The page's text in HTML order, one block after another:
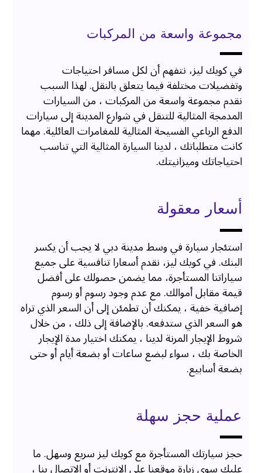
مجموعة واسعة من المركبات
في كويك ليز، نتفهم أن لكل مسافر احتياجات
وتفضيلات مختلفة فيما يتعلق بالنقل. لهذا السبب
نقدم مجموعة واسعة من المركبات ، من السيارات
المدمجة المثالية للتنقل في شوارع المدينة إلى سيارات
الدفع الرباعي الفسيحة المثالية للمغامرات العائلية. مهما
كانت متطلباتك ، لدينا السيارة المثالية التي تناسب
احتياجاتك وميزانيتك.
أسعار معقولة
استئجار سيارة في وسط مدينة دبي لا يجب أن يكسر
البنك. في كويك ليز، نقدم أسعارا تنافسية على جميع
سياراتنا المستأجرة، مما يضمن حصولك على أفضل
قيمة مقابل أموالك. مع عدم وجود رسوم أو رسوم
إضافية خفية ، يمكنك أن تطمئن إلى أن السعر الذي تراه
هو السعر الذي ستدفعه. بالإضافة إلى ذلك ، من خلال
شروط الإيجار المرنة لدينا ، يمكنك اختيار مدة الإيجار
الخاصة بك ، سواء لبضع ساعات أو بضعة أيام أو حتى
بضعة أسابيع.
عملية حجز سهلة
حجز سيارتك المستأجرة مع كويك ليز سريع وسهل. ما